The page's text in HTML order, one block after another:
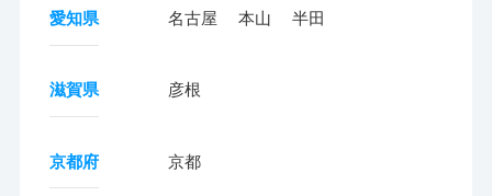
愛知県 名古屋 本山 半田
滋賀県 彦根
京都府 京都